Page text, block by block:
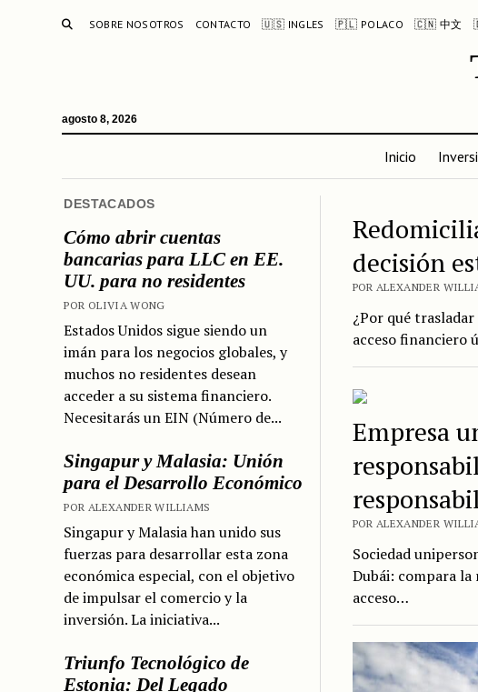
BUSCAR
SOBRE NOSOTROS CONTACTO 🇺🇸 INGLES 🇵🇱 POLACO 🇨🇳 中文
agosto 8, 2026
Inicio
DESTACADOS
Cómo abrir cuentas
bancarias para LLC en EE.
UU. para no residentes
POR OLIVIA WONG
Estados Unidos sigue siendo un
imán para los negocios globales, y
muchos no residentes desean
acceder a su sistema financiero.
Necesitarás un EIN (Número de...
Singapur y Malasia: Unión
para el Desarrollo Económico
POR ALEXANDER WILLIAMS
Singapur y Malasia han unido sus
fuerzas para desarrollar esta zona
económica especial, con el objetivo
de impulsar el comercio y la
inversión. La iniciativa...
Triunfo Tecnológico de
Estonia: Del Legado
decisión
POR ALEXANDER
¿Por qué
acceso financiero
Empresa
POR ALEXANDER
Sociedad
Dubái: compara la
acceso…